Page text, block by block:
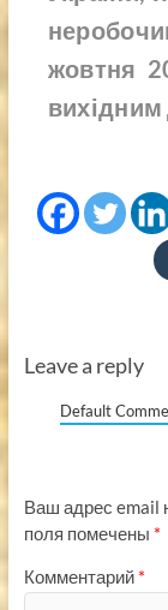
жовтня
вихідним
Leave a reply
Default
Ваш адрес email
поля помечены *
Комментарий *